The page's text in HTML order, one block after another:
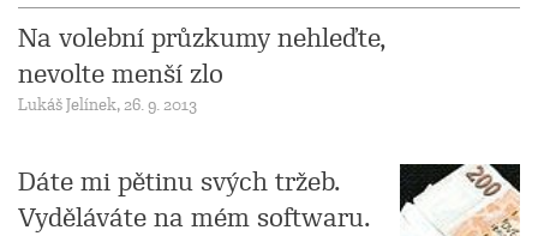
Na volební průzkumy nehleďte,
nevolte menší zlo
Lukáš Jelínek, 26. 9. 2013
Dáte mi pětinu svých tržeb.
Vyděláváte na mém softwaru.